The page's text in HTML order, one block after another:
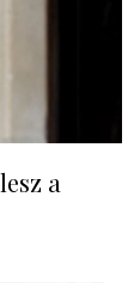
a